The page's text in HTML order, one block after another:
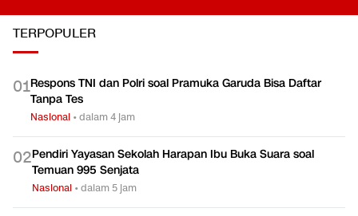
TERPOPULER
01Respons TNI dan Polri soal Pramuka Garuda Bisa Daftar
Tanpa Tes
Nasional •dalam 4 jam
02Pendiri Yayasan Sekolah Harapan Ibu Buka Suara soal
Temuan 995 Senjata
Nasional •dalam 5 jam